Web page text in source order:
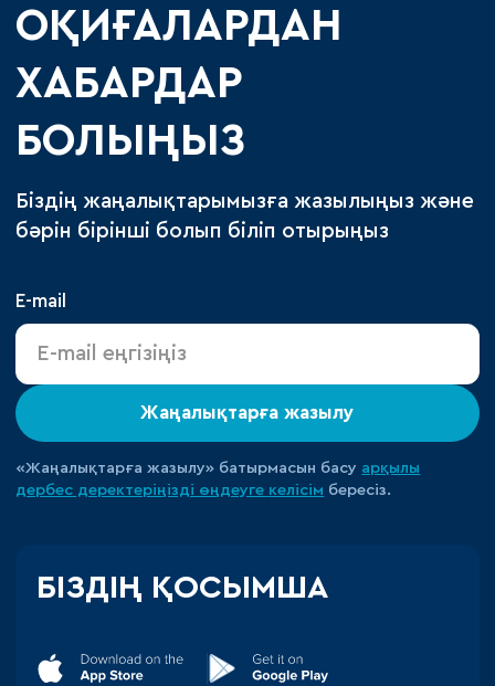
ОҚИҒАЛАРДАН
ХАБАРДАР
БОЛЫҢЫЗ
Біздің жаңалықтарымызға жазылыңыз және
бәрін бірінші болып біліп отырыңыз
E-mail
Жаңалықтарға жазылу
«Жаңалықтарға жазылу» батырмасын басу арқылы
дербес деректеріңізді өңдеуге келісім бересіз.
БІЗДІҢ ҚОСЫМША